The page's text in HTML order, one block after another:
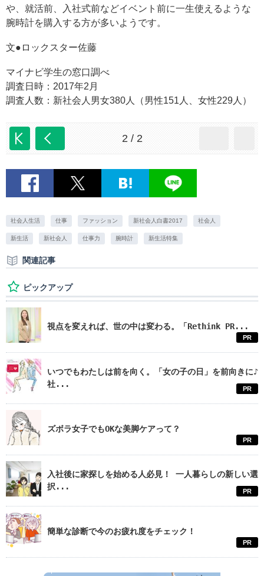
や、就活前、入社式前などイベント前に一生使えるような
腕時計を購入する方が多いようです。
文●ロックスター佐藤
マイナビ学生の窓口調べ
調査日時：2017年2月
調査人数：新社会人男女380人（男性151人、女性229人）
2 / 2
社会人生活 仕事 ファッション 新社会人白書2017 社会人
新生活 新社会人 仕事力 腕時計 新生活特集
関連記事
ピックアップ
視点を変えれば、世の中は変わる。「Rethink PR...
PR
いつでもわたしは前を向く。「女の子の日」を前向きに♪
社...
PR
ズボラ女子でもOKな美脚ケアって？
PR
入社後に家探しを始める人必見！ 一人暮らしの新しい選
択...
PR
簡単な診断で今のお疲れ度をチェック！
PR